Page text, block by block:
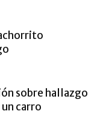
sobre hallazgo
carro